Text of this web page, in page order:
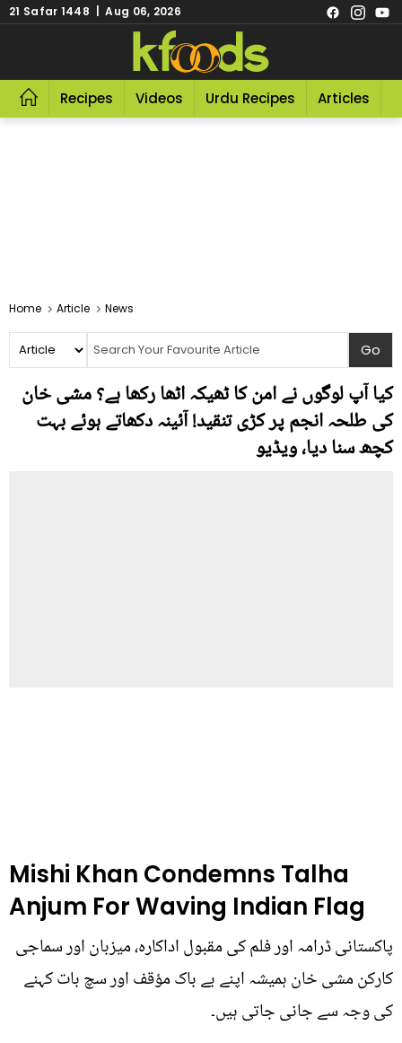
21 Safar 1448 | Aug 06, 2026
Recipes Videos Urdu Recipes Articles
Home Article News
کیا آپ لوگوں نے امن کا ٹھیکہ اٹھا رکھا ہے؟ مشی خان
کی طلحہ انجم پر کڑی تنقید! آئینہ دکھاتے ہوئے بہت
کچھ سنا دیا، ویڈیو
Mishi Khan Condemns Talha
Anjum For Waving Indian Flag
پاکستانی ڈرامہ اور فلم کی مقبول اداکارہ، میزبان اور سماجی
کارکن مشی خان ہمیشہ اپنے بے باک مؤقف اور سچ بات کہنے
کی وجہ سے جانی جاتی ہیں۔